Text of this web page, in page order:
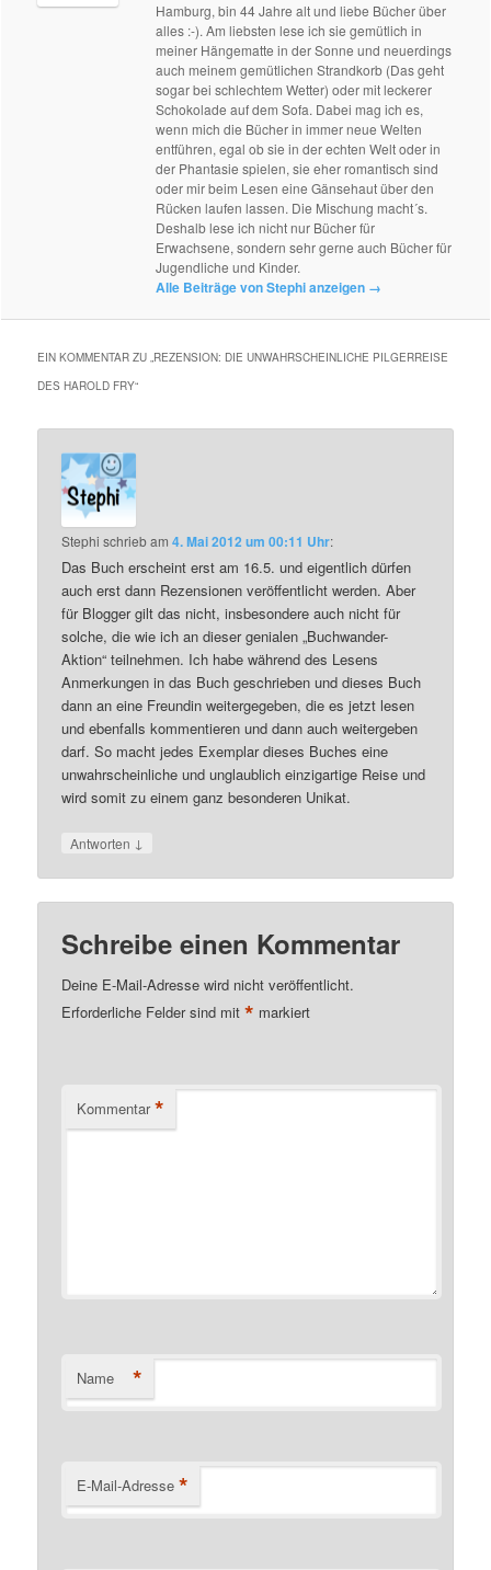
Hamburg, bin 44 Jahre alt und liebe Bücher über
alles :-). Am liebsten lese ich sie gemütlich in
meiner Hängematte in der Sonne und neuerdings
auch meinem gemütlichen Strandkorb (Das geht
sogar bei schlechtem Wetter) oder mit leckerer
Schokolade auf dem Sofa. Dabei mag ich es,
wenn mich die Bücher in immer neue Welten
entführen, egal ob sie in der echten Welt oder in
der Phantasie spielen, sie eher romantisch sind
oder mir beim Lesen eine Gänsehaut über den
Rücken laufen lassen. Die Mischung macht´s.
Deshalb lese ich nicht nur Bücher für
Erwachsene, sondern sehr gerne auch Bücher für
Jugendliche und Kinder.
Alle Beiträge von Stephi anzeigen →
EIN KOMMENTAR ZU „REZENSION: DIE UNWAHRSCHEINLICHE PILGERREISE
DES HAROLD FRY“
Stephi schriebam4. Mai 2012 um 00:11 Uhr:
Das Buch erscheint erst am 16.5. und eigentlich dürfen
auch erst dann Rezensionen veröffentlicht werden. Aber
für Blogger gilt das nicht, insbesondere auch nicht für
solche, die wie ich an dieser genialen „Buchwander-
Aktion“ teilnehmen. Ich habe während des Lesens
Anmerkungen in das Buch geschrieben und dieses Buch
dann an eine Freundin weitergegeben, die es jetzt lesen
und ebenfalls kommentieren und dann auch weitergeben
darf. So macht jedes Exemplar dieses Buches eine
unwahrscheinliche und unglaublich einzigartige Reise und
wird somit zu einem ganz besonderen Unikat.
Antworten ↓
Schreibe einen Kommentar
Deine E-Mail-Adresse wird nicht veröffentlicht.
Erforderliche Felder sind mit* markiert
Kommentar *
Name *
E-Mail-Adresse *